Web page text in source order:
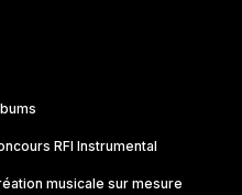
RFI Instrumental
musicale sur mesure